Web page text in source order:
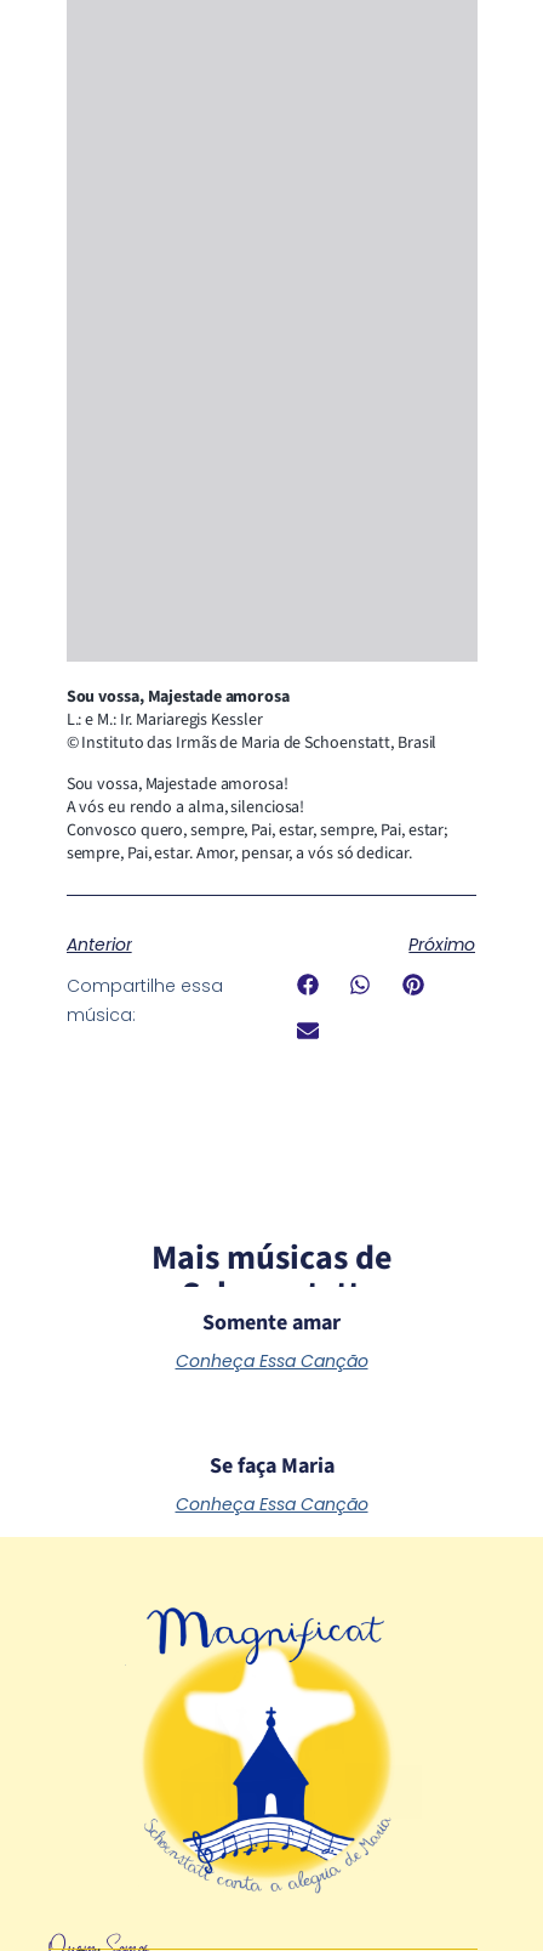
Sou vossa, Majestade amorosa
L.: e M.: Ir. Mariaregis Kessler
© Instituto das Irmãs de Maria de Schoenstatt, Brasil
Sou vossa, Majestade amorosa!
A vós eu rendo a alma, silenciosa!
Convosco quero, sempre, Pai, estar, sempre, Pai, estar;
sempre, Pai, estar. Amor, pensar, a vós só dedicar.
Anterior
Próximo
Compartilhe essa
música:
Mais músicas de
Schoenstatt
Somente amar
Conheça Essa Canção
Se faça Maria
Conheça Essa Canção